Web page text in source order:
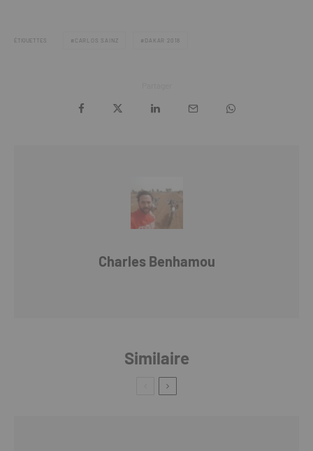
ÉTIQUETTES CARLOS SAINZ DAKAR 2018
Charles Benhamou
Similaire